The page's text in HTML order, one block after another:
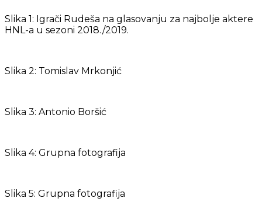
Slika 1: Igrači Rudeša na glasovanju za najbolje aktere
HNL-a u sezoni 2018./2019.
Slika 2: Tomislav Mrkonjić
Slika 3: Antonio Boršić
Slika 4: Grupna fotografija
Slika 5: Grupna fotografija